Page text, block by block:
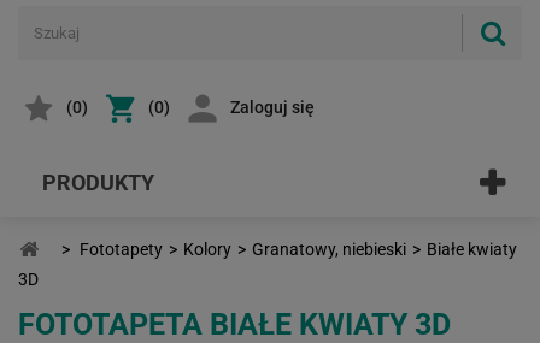
(0) (0) Zaloguj się
PRODUKTY
> Fototapety > Kolory > Granatowy, niebieski > Białe kwiaty
3D
FOTOTAPETA BIAŁE KWIATY 3D